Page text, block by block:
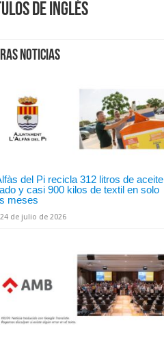
de inglés
noticias
del Pi recicla 312 litros de aceite
y casi 900 kilos de textil en solo
meses
24 de julio de 2026